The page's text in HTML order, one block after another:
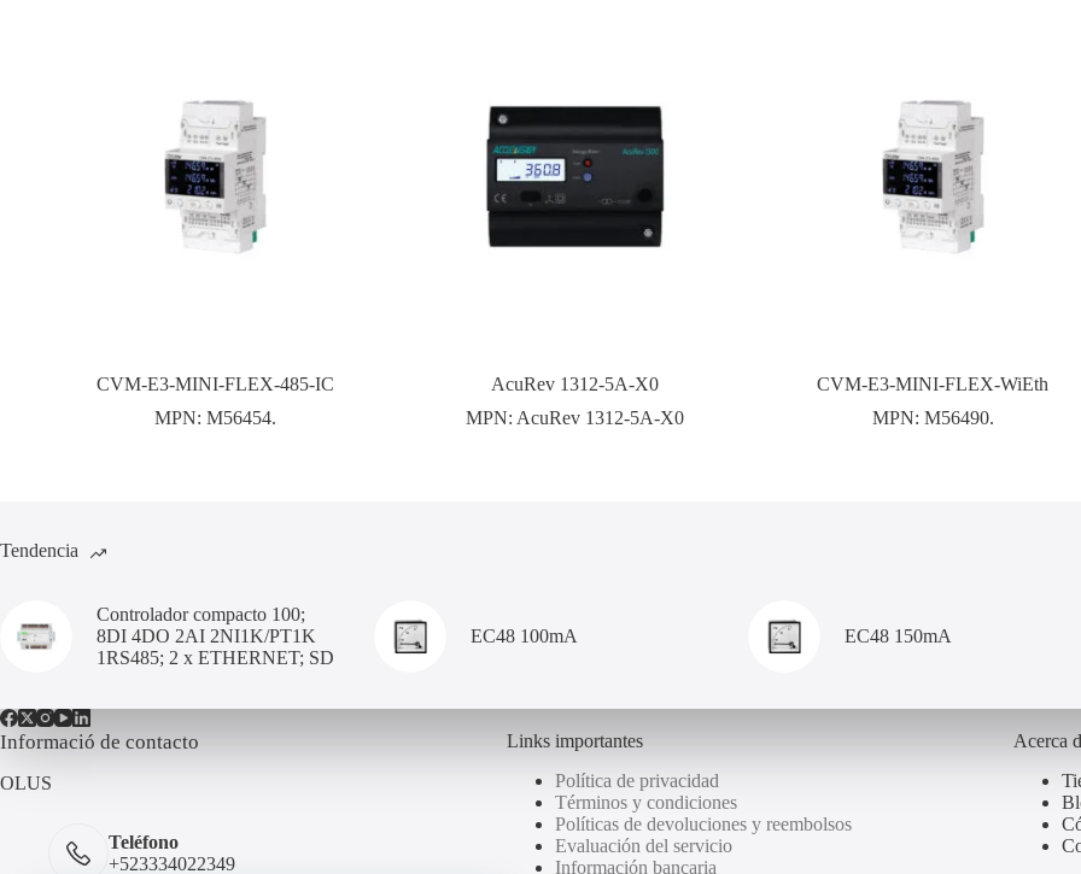
CVM-E3-MINI-FLEX-485-IC
MPN:M56454.
AcuRev 1312-5A-X0
MPN: AcuRev 1312-5A-X0
CVM-E3-MINI-FLEX-WiEth
MPN: M56490.
Tendencia
Controlador compacto 100;
8DI 4DO 2AI 2NI1K/PT1K
1RS485; 2 x ETHERNET; SD
EC48 100mA EC48 150mA
Informació de contacto
OLUS
Teléfono
+523334022349
Links importantes
Política de privacidad
Términos y condiciones
Políticas de devoluciones y reembolsos
Evaluación del servicio
Información bancaria
Acerca